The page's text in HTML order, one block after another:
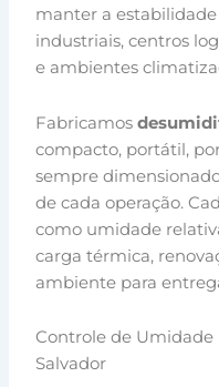
manter a
industriais, centros
e ambientes
Fabricamos
compacto, portátil,
sempre
de cada operação.
como umidade
carga térmica,
ambiente para
Controle de Umidade
Salvador